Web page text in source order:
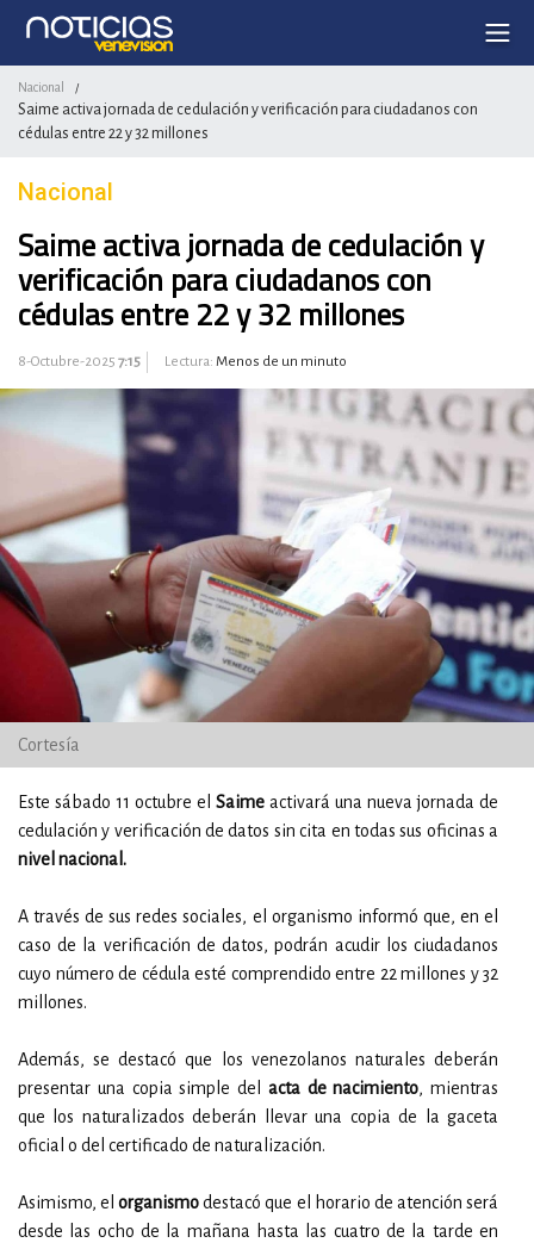
Nacional /
Saime activa jornada de cedulación y verificación para ciudadanos con
cédulas entre 22 y 32 millones
Nacional
Saime activa jornada de cedulación y
verificación para ciudadanos con
cédulas entre 22 y 32 millones
8-Octubre-2025 7:15 Lectura: Menos de un minuto
Cortesía
Este sábado 11 octubre el Saime activará una nueva jornada de
cedulación y verificación de datos sin cita en todas sus oficinas a
nivel nacional.
A través de sus redes sociales, el organismo informó que, en el
caso de la verificación de datos, podrán acudir los ciudadanos
cuyo número de cédula esté comprendido entre 22 millones y 32
millones.
Además, se destacó que los venezolanos naturales deberán
presentar una copia simple del
acta de nacimiento, mientras
que los naturalizados deberán llevar una copia de la gaceta
oficial o del certificado de naturalización.
Asimismo, elorganismodestacó que el horario de atención será
desde las ocho de la mañana hasta las cuatro de la tarde en